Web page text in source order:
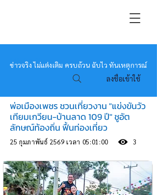
หมอข่าว
ข่าวจริง ไม่แต่งเติม ครบถ้วน ฉับไว ทันเหตุการณ์
ลงชื่อเข้าใช้
พ่อเมืองเพชร ชวนเที่ยวงาน "แข่งขันวัว
เทียมเกวียน-บ้านลาด 109 ปี" ชูอัต
ลักษณ์ท้องถิ่น ฟื้นท่องเที่ยว
25 กุมภาพันธ์ 2569 เวลา 05:01:00 3